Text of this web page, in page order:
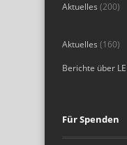
Aktuelles (200)
Aktuelles (160)
Berichte über LE
Für Spenden